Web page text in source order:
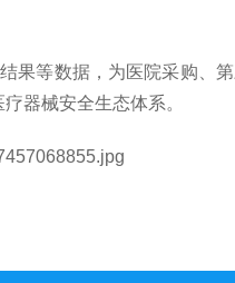
等数据，为医院采购、
器械安全生态体系。